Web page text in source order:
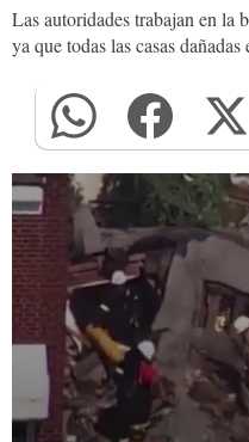
Las autoridades trabajan en la
ya que todas las casas dañadas
0
seconds
of
0
seconds